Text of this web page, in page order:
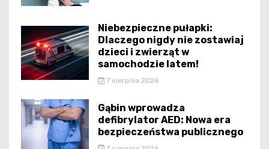
Niebezpieczne pułapki:
Dlaczego nigdy nie zostawiaj
dzieci i zwierząt w
samochodzie latem!
7 sierpnia 2026
Gąbin wprowadza
defibrylator AED: Nowa era
bezpieczeństwa publicznego